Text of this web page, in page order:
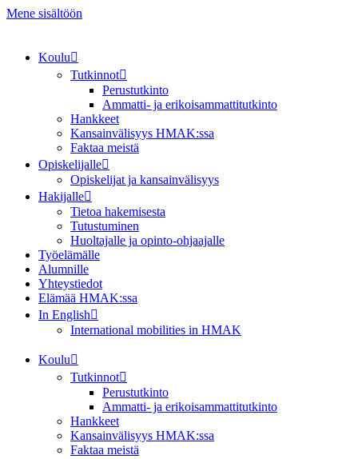
Mene sisältöön
Koulu
Tutkinnot
Perustutkinto
Ammatti- ja erikoisammattitutkinto
Hankkeet
Kansainvälisyys HMAK:ssa
Faktaa meistä
Opiskelijalle
Opiskelijat ja kansainvälisyys
Hakijalle
Tietoa hakemisesta
Tutustuminen
Huoltajalle ja opinto-ohjaajalle
Työelämälle
Alumnille
Yhteystiedot
Elämää HMAK:ssa
In English
International mobilities in HMAK
Koulu
Tutkinnot
Perustutkinto
Ammatti- ja erikoisammattitutkinto
Hankkeet
Kansainvälisyys HMAK:ssa
Faktaa meistä